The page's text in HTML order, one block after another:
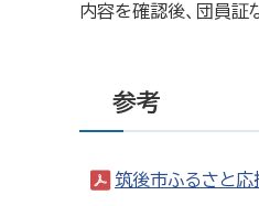
内容を確認後、団員証
参考
筑後市ふるさと応